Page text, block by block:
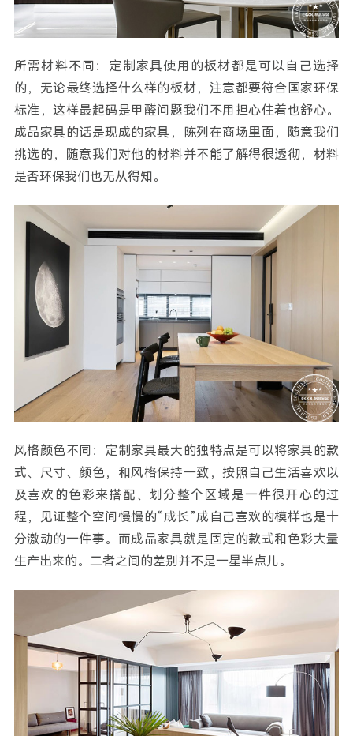
所需材料不同：定制家具使用的板材都是可以自己选择
的，无论最终选择什么样的板材，注意都要符合国家环保
标准，这样最起码是甲醛问题我们不用担心住着也舒心。
成品家具的话是现成的家具，陈列在商场里面，随意我们
挑选的，随意我们对他的材料并不能了解得很透彻，材料
是否环保我们也无从得知。
风格颜色不同：定制家具最大的独特点是可以将家具的款
式、尺寸、颜色，和风格保持一致，按照自己生活喜欢以
及喜欢的色彩来搭配、划分整个区域是一件很开心的过
程，见证整个空间慢慢的“成长”成自己喜欢的模样也是十
分激动的一件事。而成品家具就是固定的款式和色彩大量
生产出来的。二者之间的差别并不是一星半点儿。